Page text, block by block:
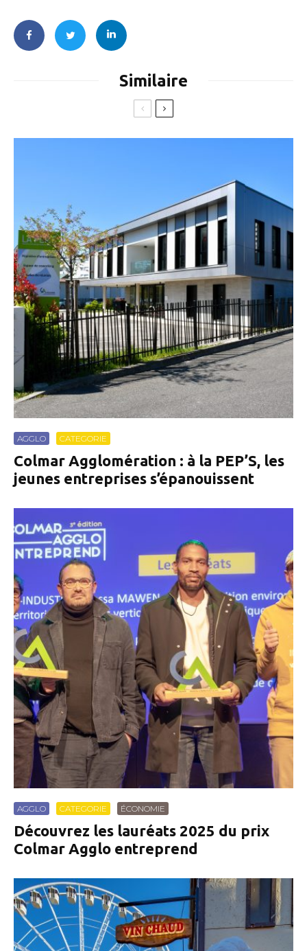
Similaire
AGGLO CATEGORIE
Colmar Agglomération : à la PEP’S, les
jeunes entreprises s’épanouissent
AGGLO CATEGORIE ÉCONOMIE
Découvrez les lauréats 2025 du prix
Colmar Agglo entreprend